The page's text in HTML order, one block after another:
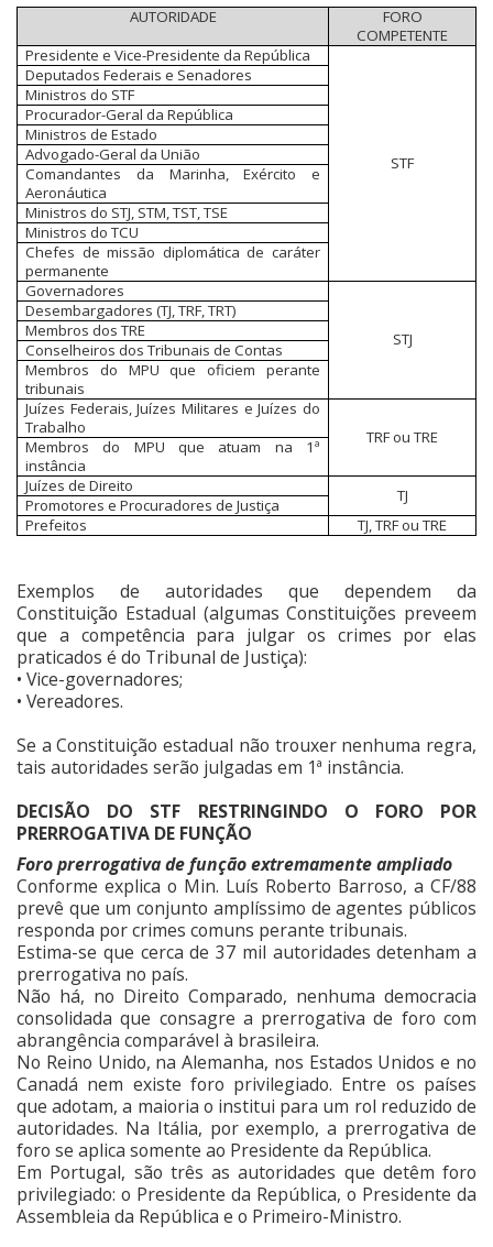
AUTORIDADE
FORO
COMPETENTE
Presidente e Vice-Presidente da República
STF
Deputados Federais e Senadores
Ministros do STF
Procurador-Geral da República
Ministros de Estado
Advogado-Geral da União
Comandantes da Marinha, Exército e
Aeronáutica
Ministros do STJ, STM, TST, TSE
Ministros do TCU
Chefes de missão diplomática de caráter
permanente
Governadores
STJ
Desembargadores (TJ, TRF, TRT)
Membros dos TRE
Conselheiros dos Tribunais de Contas
Membros do MPU que oficiem perante
tribunais
Juízes Federais, Juízes Militares e Juízes do
Trabalho
TRF ou TRE
Membros do MPU que atuam na 1ª
instância
Juízes de Direito
TJ
Promotores e Procuradores de Justiça
Prefeitos
TJ, TRF ou TRE
Exemplos de autoridades que dependem da
Constituição Estadual (algumas Constituições preveem
que a competência para julgar os crimes por elas
praticados é do Tribunal de Justiça):
• Vice-governadores;
• Vereadores.
Se a Constituição estadual não trouxer nenhuma regra,
tais autoridades serão julgadas em 1ª instância.
DECISÃO DO STF RESTRINGINDO O FORO POR
PRERROGATIVA DE FUNÇÃO
Foro prerrogativa de função extremamente ampliado
Conforme explica o Min. Luís Roberto Barroso, a CF/88
prevê que um conjunto amplíssimo de agentes públicos
responda por crimes comuns perante tribunais.
Estima-se que cerca de 37 mil autoridades detenham a
prerrogativa no país.
Não há, no Direito Comparado, nenhuma democracia
consolidada que consagre a prerrogativa de foro com
abrangência comparável à brasileira.
No Reino Unido, na Alemanha, nos Estados Unidos e no
Canadá nem existe foro privilegiado. Entre os países
que adotam, a maioria o institui para um rol reduzido de
autoridades. Na Itália, por exemplo, a prerrogativa de
foro se aplica somente ao Presidente da República.
Em Portugal, são três as autoridades que detêm foro
privilegiado: o Presidente da República, o Presidente da
Assembleia da República e o Primeiro-Ministro.